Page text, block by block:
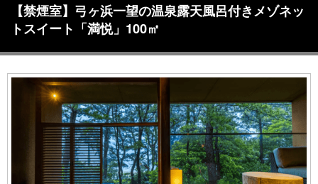
【禁煙室】弓ヶ浜一望の温泉露天風呂付きメゾネッ
トスイート「満悦」100㎡